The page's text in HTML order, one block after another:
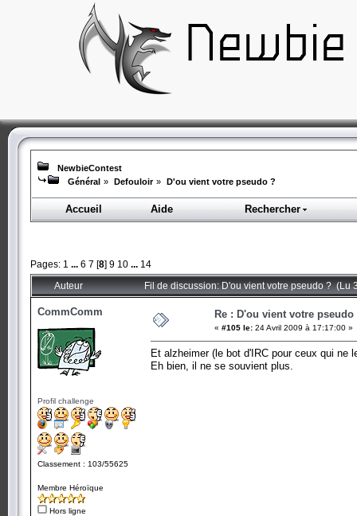
NewbieContest
Général » Defouloir » D'ou vient votre pseudo ?
Accueil Aide Rechercher
Pages: 1 ... 6 7 [8] 9 10 ... 14
Auteur Fil de discussion: D'ou vient votre pseudo ? (Lu
CommComm
Profil challenge
Classement : 103/55625
Membre Héroïque
Hors ligne
Re : D'ou vient votre pseudo
« #105 le: 24 Avril 2009 à 17:17:00 »
Et alzheimer (le bot d'IRC pour ceux qui ne
Eh bien, il ne se souvient plus.